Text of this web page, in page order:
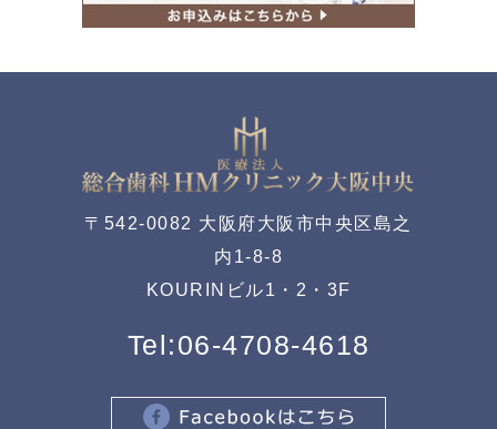
〒542-0082 大阪府大阪市中央区島之
内1-8-8
KOURINビル1・2・3F
Tel:06-4708-4618